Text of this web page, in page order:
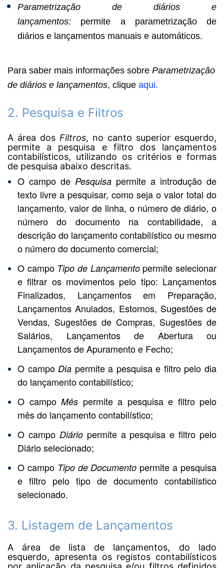
Parametrização de diários e
lançamentos: permite a parametrização de
diários e lançamentos manuais e automáticos.
Para saber mais informações sobre Parametrização
de diários e lançamentos, clique aqui.
2. Pesquisa e Filtros
A área dos Filtros, no canto superior esquerdo,
permite a pesquisa e filtro dos lançamentos
contabilísticos, utilizando os critérios e formas
de pesquisa abaixo descritas.
O campo de Pesquisa permite a introdução de
texto livre a pesquisar, como seja o valor total do
lançamento, valor de linha, o número de diário, o
número do documento na contabilidade, a
descrição do lançamento contabilístico ou mesmo
o número do documento comercial;
O campo Tipo de Lançamentopermite selecionar
e filtrar os movimentos pelo tipo: Lançamentos
Finalizados, Lançamentos em Preparação,
Lançamentos Anulados, Estornos, Sugestões de
Vendas, Sugestões de Compras, Sugestões de
Salários, Lançamentos de Abertura ou
Lançamentos de Apuramento e Fecho;
O campo Dia permite a pesquisa e filtro pelo dia
do lançamento contabilístico;
O campoMês permite a pesquisa e filtro pelo
mês do lançamento contabilístico;
O campo Diáriopermite a pesquisa e filtro pelo
Diário selecionado;
O campo Tipo de Documento permite a pesquisa
e filtro pelo tipo de documento contabilístico
selecionado.
3. Listagem de Lançamentos
A área de lista de lançamentos, do lado
esquerdo, apresenta os registos contabilísticos